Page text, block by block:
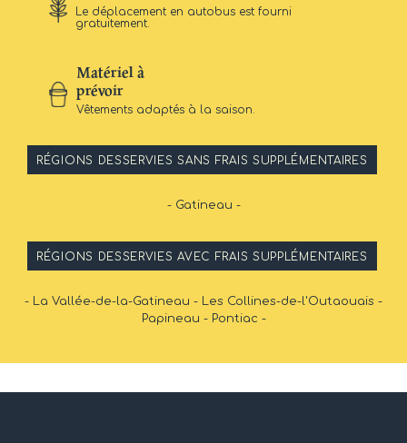
Le déplacement en autobus est fourni
gratuitement.
Matériel à
prévoir
Vêtements adaptés à la saison.
RÉGIONS DESSERVIES SANS FRAIS SUPPLÉMENTAIRES
- Gatineau -
RÉGIONS DESSERVIES AVEC FRAIS SUPPLÉMENTAIRES
- La Vallée-de-la-Gatineau - Les Collines-de-l'Outaouais -
Papineau - Pontiac -